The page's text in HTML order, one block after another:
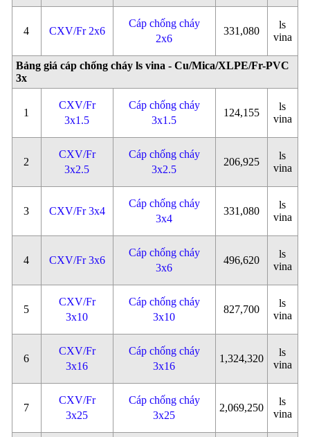
4 CXV/Fr 2x6
Cáp chống cháy
2x6
331,080
ls
vina
Bảng giá cáp chống cháy ls vina - Cu/Mica/XLPE/Fr-PVC
3x
1
CXV/Fr
3x1.5
Cáp chống cháy
3x1.5
124,155
ls
vina
2
CXV/Fr
3x2.5
Cáp chống cháy
3x2.5
206,925
ls
vina
3 CXV/Fr 3x4
Cáp chống cháy
3x4
331,080
ls
vina
4 CXV/Fr 3x6
Cáp chống cháy
3x6
496,620
ls
vina
5
CXV/Fr
3x10
Cáp chống cháy
3x10
827,700
ls
vina
6
CXV/Fr
3x16
Cáp chống cháy
3x16
1,324,320
ls
vina
7
CXV/Fr
3x25
Cáp chống cháy
3x25
2,069,250
ls
vina